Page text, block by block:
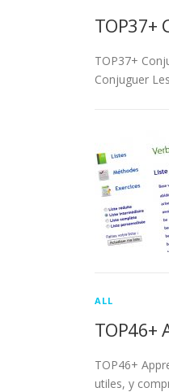
TOP37+
TOP37+
Conjuguer
ALL
TOP46+
TOP46+
utiles, y